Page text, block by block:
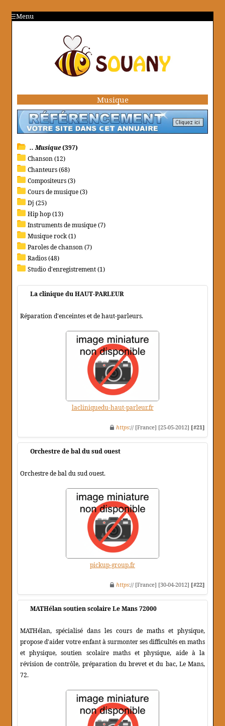
Menu
Musique
.. Musique(397)
Chanson (12)
Chanteurs (68)
Compositeurs (3)
Cours de musique (3)
Dj (25)
Hip hop (13)
Instruments de musique (7)
Musique rock (1)
Paroles de chanson (7)
Radios (48)
Studio d'enregistrement (1)
La clinique du HAUT-PARLEUR
Réparation d'enceintes et de haut-parleurs.
lacliniquedu-haut-parleur.fr
https:// [France] [25-05-2012] [#21]
Orchestre de bal du sud ouest
Orchestre de bal du sud ouest.
pickup-group.fr
https:// [France] [30-04-2012] [#22]
MATHélan soutien scolaire Le Mans 72000
MATHélan, spécialisé dans les cours de maths et physique,
propose d'aider votre enfant à surmonter ses difficultés en maths
et physique, soutien scolaire maths et physique, aide à la
révision de contrôle, préparation du brevet et du bac, Le Mans,
72.